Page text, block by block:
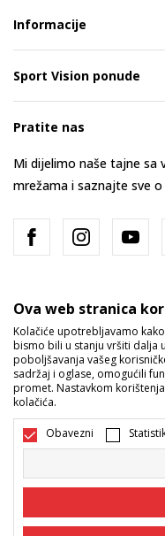
Informacije
Sport Vision ponude
Pratite nas
Mi dijelimo naše tajne sa
mrežama i saznajte sve
Bosna i
Nastojimo da budemo što
i bez grešaka. Svi artikli
podrazumijeva da su
Ova web stranica
Kolačiće upotrebljavamo
bismo bili u stanju vršiti dalja
poboljšavanja vašeg
sadržaj i oglase, omogućili
promet. Nastavkom
kolačića.
Obavezni